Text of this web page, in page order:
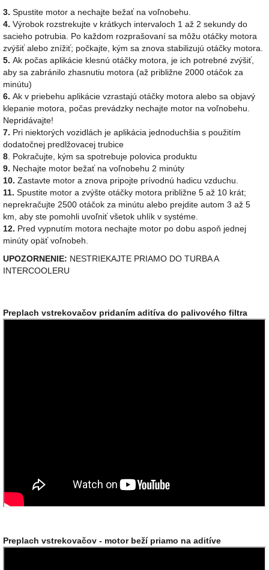
3. Spustite motor a nechajte bežať na voľnobehu.
4. Výrobok rozstrekujte v krátkych intervaloch 1 až 2 sekundy do
sacieho potrubia. Po každom rozprašovaní sa môžu otáčky motora
zvýšiť alebo znížiť; počkajte, kým sa znova stabilizujú otáčky motora.
5. Ak počas aplikácie klesnú otáčky motora, je ich potrebné zvýšiť,
aby sa zabránilo zhasnutiu motora (až približne 2000 otáčok za
minútu)
6. Ak v priebehu aplikácie vzrastajú otáčky motora alebo sa objavý
klepanie motora, počas prevádzky nechajte motor na voľnobehu.
Nepridávajte!
7. Pri niektorých vozidlách je aplikácia jednoduchšia s použitím
dodatočnej predlžovacej trubice
8. Pokračujte, kým sa spotrebuje polovica produktu
9. Nechajte motor bežať na voľnobehu 2 minúty
10. Zastavte motor a znova pripojte prívodnú hadicu vzduchu.
11. Spustite motor a zvýšte otáčky motora približne 5 až 10 krát;
neprekračujte 2500 otáčok za minútu alebo prejdite autom 3 až 5
km, aby ste pomohli uvoľniť všetok uhlík v systéme.
12. Pred vypnutím motora nechajte motor po dobu aspoň jednej
minúty opäť voľnobeh.
UPOZORNENIE: NESTRIEKAJTE PRIAMO DO TURBA A
INTERCOOLERU
Preplach vstrekovačov pridaním aditíva do palivového filtra
Preplach vstrekovačov - motor beží priamo na aditíve